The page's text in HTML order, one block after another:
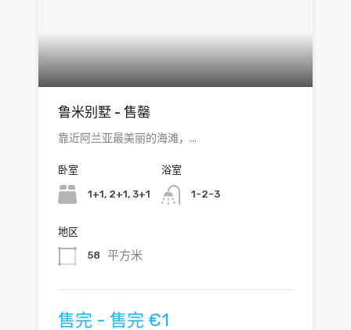
鲁米别墅 - 售罄
靠近阿兰亚最美丽的海滩，...
卧室
1+1, 2+1, 3+1
浴室
1-2-3
地区
58 平方米
售完 - 售完 €1